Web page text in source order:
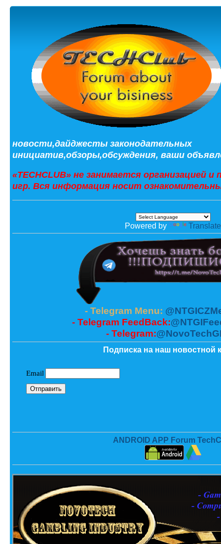
новости,дайджесты законодательных
инициатив,обзоры,обсуждения, ваши
«TECHCLUB» не занимается организацией
игр. Вся информация носит
Powered by Translate
- Telegram Menu:
- Telegram FeedBack:
- Telegram:
Подписка на наш новостной
ANDROID APP Forum